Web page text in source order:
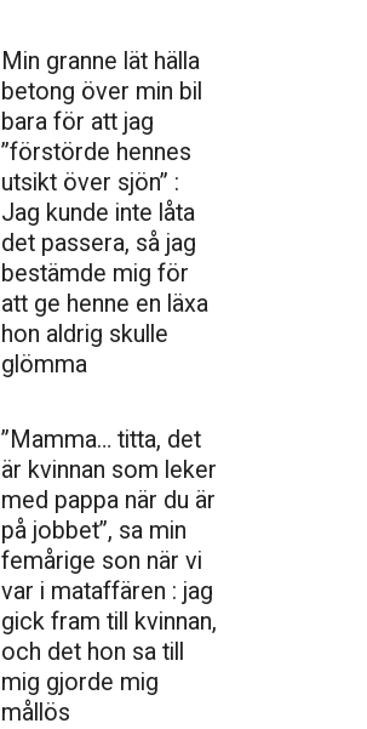
Min granne lät hälla
betong över min bil
bara för att jag
”förstörde hennes
utsikt över sjön” :
Jag kunde inte låta
det passera, så jag
bestämde mig för
att ge henne en läxa
hon aldrig skulle
glömma
”Mamma… titta, det
är kvinnan som leker
med pappa när du är
på jobbet”, sa min
femårige son när vi
var i mataffären : jag
gick fram till kvinnan,
och det hon sa till
mig gjorde mig
mållös